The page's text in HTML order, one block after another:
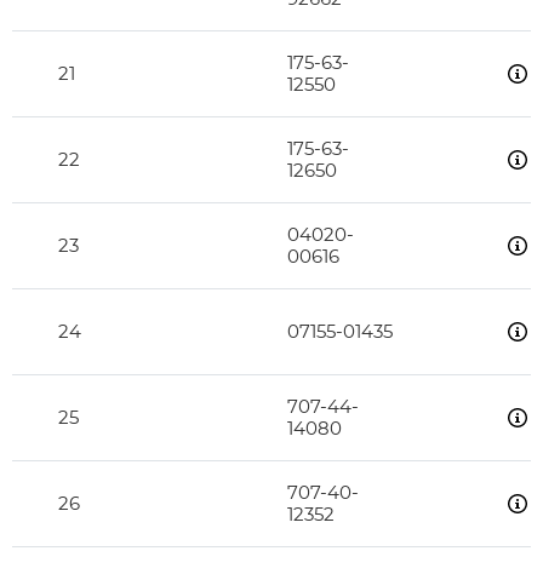
21
175-63-
12550
22
175-63-
12650
23
04020-
00616
24 07155-01435
25
707-44-
14080
26
707-40-
12352